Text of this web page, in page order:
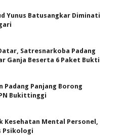
Yunus Batusangkar Diminati
Satresnarkoba Padang
Ganja Beserta 6 Paket Bukti
Padang Panjang Borong
Bukittinggi
Kesehatan Mental Personel,
Psikologi